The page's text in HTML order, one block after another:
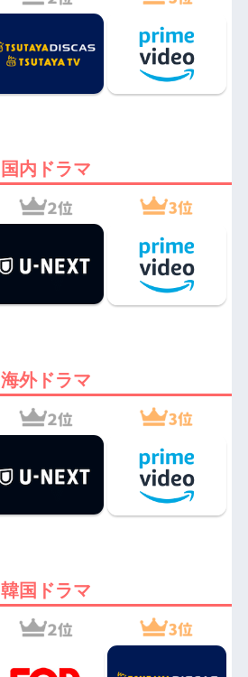
国内ドラマ
海外ドラマ
韓国ドラマ